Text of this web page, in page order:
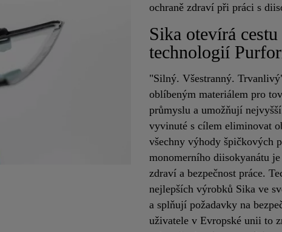
ochraně zdraví při práci s
Sika otevírá
technologií
"Silný. Všestranný.
oblíbeným materiálem pro
průmyslu a umožňují
vyvinuté s cílem eliminovat
všechny výhody špičkových
monomerního diisokyanátu
zdraví a bezpečnost práce.
nejlepších výrobků Sika ve
a splňují požadavky na
uživatele v Evropské unii to